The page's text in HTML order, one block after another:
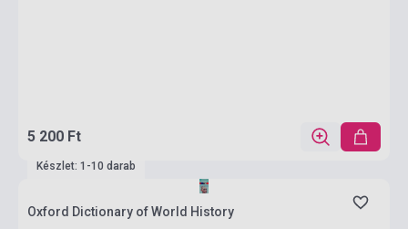
5 200 Ft
Készlet: 1-10 darab
Oxford Dictionary of World History